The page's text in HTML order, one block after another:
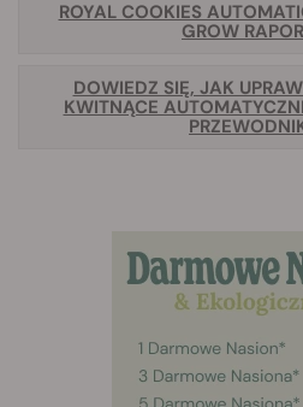
ROYAL COOKIES
GROW
DOWIEDZ SIĘ, JAK
KWITNĄCE